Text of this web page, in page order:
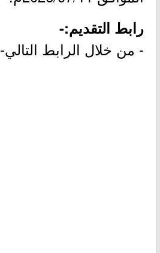
رابط التقديم:-
- من خلال الرابط التالي-